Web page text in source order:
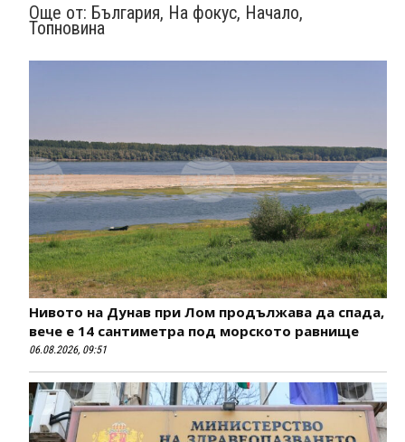
Още от: България, На фокус, Начало,
Топновина
Нивото на Дунав при Лом продължава да спада,
вече е 14 сантиметра под морското равнище
06.08.2026, 09:51